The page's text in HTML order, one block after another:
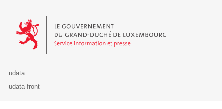
Le Gouvernement du Grand-Duché de Luxembourg - Service
udata
udata-front